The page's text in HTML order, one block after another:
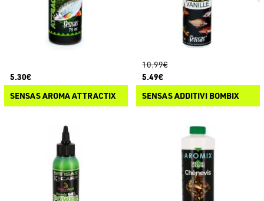
5.30€
SENSAS AROMA ATTRACTIX
10.99€
5.49€
SENSAS ADDITIVI BOMBIX